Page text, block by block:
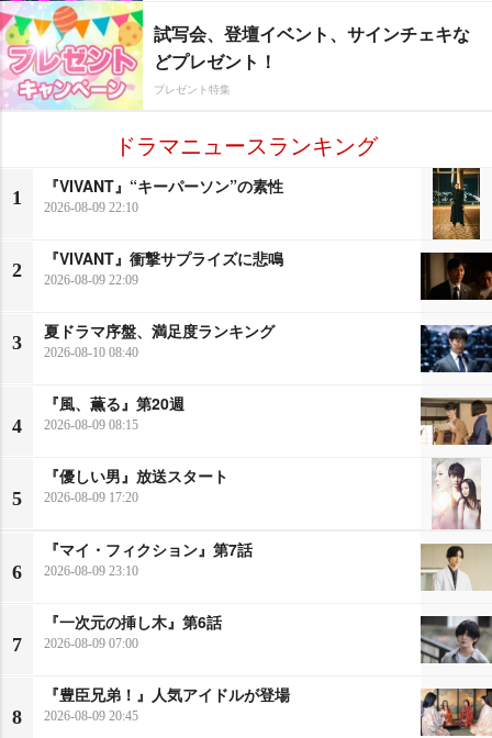
試写会、登壇イベント、サインチェキな
どプレゼント！
プレゼント特集
ドラマニュースランキング
1
『VIVANT』“キーパーソン”の素性
2026-08-09 22:10
2
『VIVANT』衝撃サプライズに悲鳴
2026-08-09 22:09
3
夏ドラマ序盤、満足度ランキング
2026-08-10 08:40
4
『風、薫る』第20週
2026-08-09 08:15
5
『優しい男』放送スタート
2026-08-09 17:20
6
『マイ・フィクション』第7話
2026-08-09 23:10
7
『一次元の挿し木』第6話
2026-08-09 07:00
8
『豊臣兄弟！』人気アイドルが登場
2026-08-09 20:45